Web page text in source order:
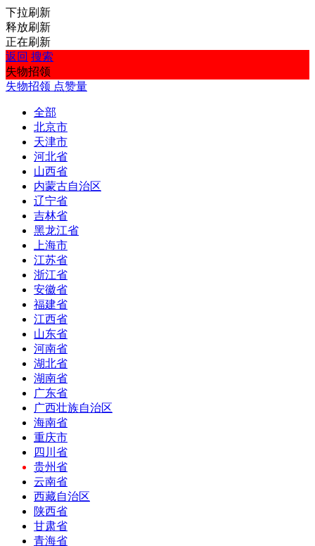
下拉刷新
释放刷新
正在刷新
返回 搜索
失物招领
失物招领 点赞量
全部
北京市
天津市
河北省
山西省
内蒙古自治区
辽宁省
吉林省
黑龙江省
上海市
江苏省
浙江省
安徽省
福建省
江西省
山东省
河南省
湖北省
湖南省
广东省
广西壮族自治区
海南省
重庆市
四川省
贵州省
云南省
西藏自治区
陕西省
甘肃省
青海省